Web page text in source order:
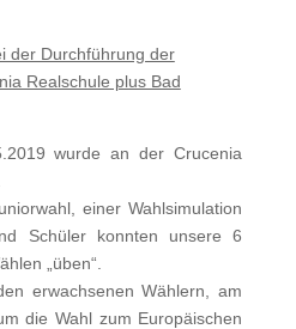
der Durchführung der
Realschule plus Bad
wurde an der Crucenia
einer Wahlsimulation
Schüler konnten unsere 6
„üben“.
erwachsenen Wählern, am
die Wahl zum Europäischen